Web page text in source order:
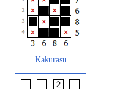
Kakurasu